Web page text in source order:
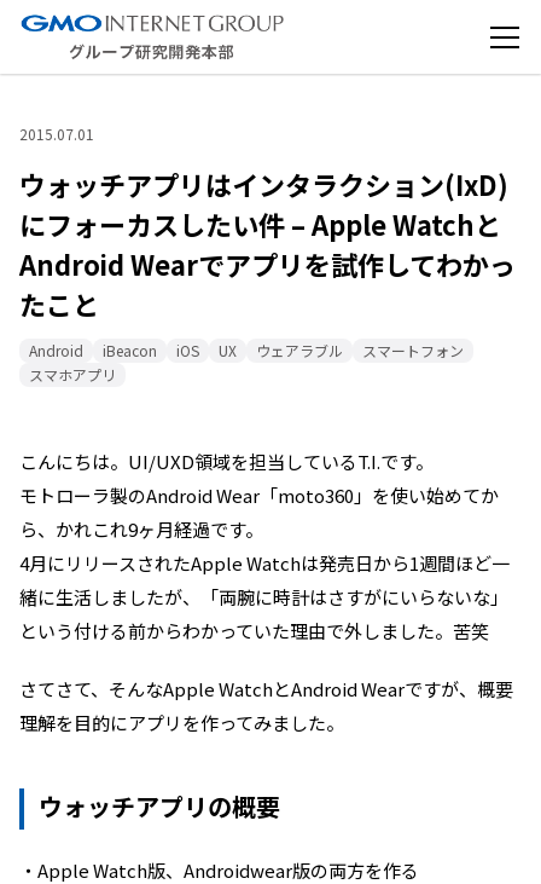
2015.07.01
ウォッチアプリはインタラクション(IxD)
にフォーカスしたい件 – Apple Watchと
Android Wearでアプリを試作してわかっ
たこと
Android iBeacon iOS UX ウェアラブル
スマートフォン
スマホアプリ
こんにちは。UI/UXD領域を担当しているT.I.です。
モトローラ製のAndroid Wear「moto360」を使い始めてか
ら、かれこれ9ヶ月経過です。
4月にリリースされたApple Watchは発売日から1週間ほど一
緒に生活しましたが、「両腕に時計はさすがにいらないな」
という付ける前からわかっていた理由で外しました。苦笑
さてさて、そんなApple WatchとAndroid Wearですが、概要
理解を目的にアプリを作ってみました。
ウォッチアプリの概要
・Apple Watch版、Androidwear版の両方を作る